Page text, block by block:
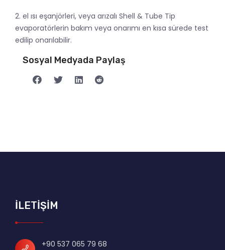
2. el ısı eşanjörleri, veya arızalı Shell & Tube Tip
evaporatörlerin bakım veya onarımı en kısa sürede test
edilip onarılabilir.
Sosyal Medyada Paylaş
İLETİŞİM
+90 537 065 79 68